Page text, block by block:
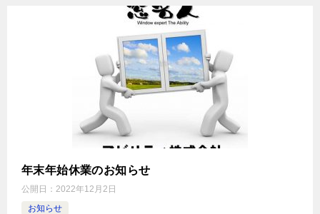
年末年始休業のお知らせ
公開日： 2022年12月2日
お知らせ